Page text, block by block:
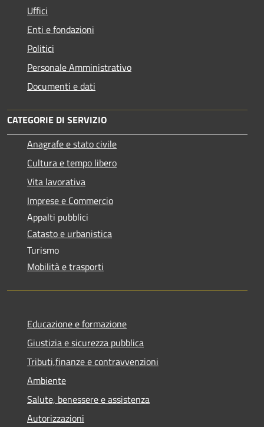
Uffici
Enti e fondazioni
Politici
Personale Amministrativo
Documenti e dati
CATEGORIE DI SERVIZIO
Anagrafe e stato civile
Cultura e tempo libero
Vita lavorativa
Imprese e Commercio
Appalti pubblici
Catasto e urbanistica
Turismo
Mobilità e trasporti
Educazione e formazione
Giustizia e sicurezza pubblica
Tributi,finanze e contravvenzioni
Ambiente
Salute, benessere e assistenza
Autorizzazioni